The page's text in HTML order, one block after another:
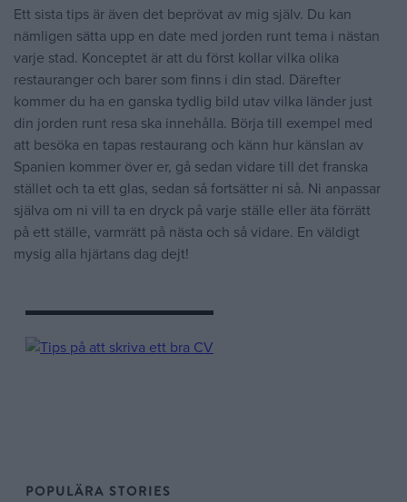
Ett sista tips är även det beprövat av mig själv. Du kan
nämligen sätta upp en date med jorden runt tema i nästan
varje stad. Konceptet är att du först kollar vilka olika
restauranger och barer som finns i din stad. Därefter
kommer du ha en ganska tydlig bild utav vilka länder just
din jorden runt resa ska innehålla. Börja till exempel med
att besöka en tapas restaurang och känn hur känslan av
Spanien kommer över er, gå sedan vidare till det franska
stället och ta ett glas, sedan så fortsätter ni så. Ni anpassar
själva om ni vill ta en dryck på varje ställe eller äta förrätt
på ett ställe, varmrätt på nästa och så vidare. En väldigt
mysig alla hjärtans dag dejt!
POPULÄRA STORIES